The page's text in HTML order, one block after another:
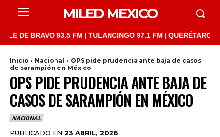
MILED MEXICO
BRAVO 93.5 FM | TULANCINGO 97.1 FM | QUERÉTARO 103.1
Inicio Nacional
OPS pide prudencia ante baja de casos
de sarampión en México
OPS PIDE PRUDENCIA ANTE BAJA DE
CASOS DE SARAMPIÓN EN MÉXICO
NACIONAL
PUBLICADO EN 23 ABRIL, 2026